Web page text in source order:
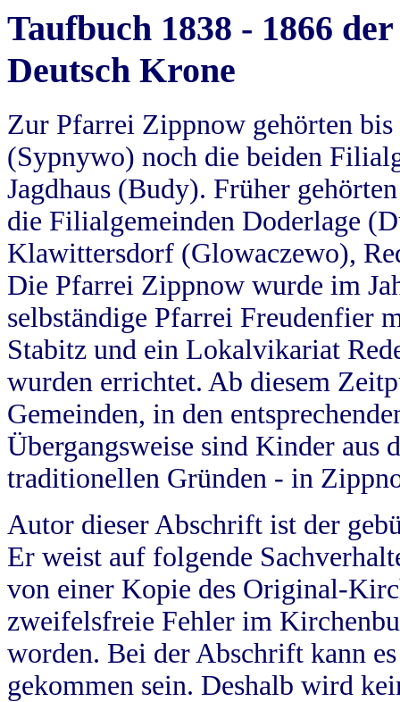
Taufbuch 1838 - 1866
Deutsch Krone
Zur Pfarrei Zippnow gehörten
(Sypnywo) noch die beiden
Jagdhaus (Budy). Früher
die Filialgemeinden Doderlage
Klawittersdorf (Glowaczewo),
Die Pfarrei Zippnow wurde im
selbständige Pfarrei Freudenfier
Stabitz und ein Lokalvikariat
wurden errichtet. Ab diesem
Gemeinden, in den
Übergangsweise sind Kinder aus
traditionellen Gründen - in
Autor dieser Abschrift ist der
Er weist auf folgende
von einer Kopie des Original-
zweifelsfreie Fehler im
worden. Bei der Abschrift kann
gekommen sein. Deshalb wird